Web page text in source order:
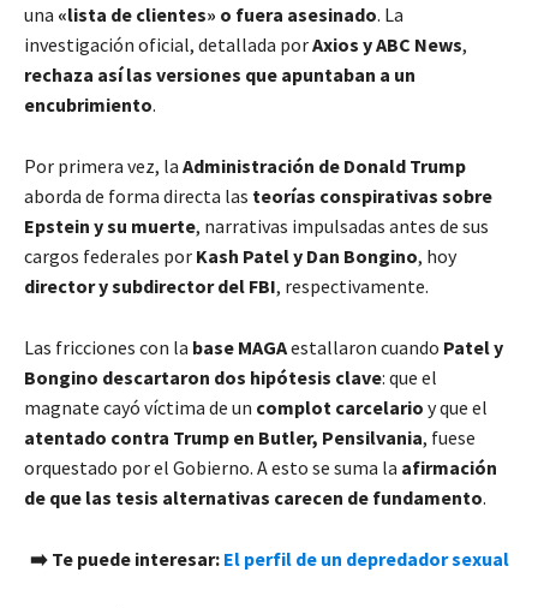
una «lista de clientes» o fuera asesinado. La
investigación oficial, detallada porAxios y ABC News,
rechaza así las versiones que apuntaban a un
encubrimiento.
Por primera vez, la Administración de Donald Trump
aborda de forma directa las teorías conspirativas sobre
Epstein y su muerte, narrativas impulsadas antes de sus
cargos federales por Kash Patel y Dan Bongino, hoy
director y subdirector del FBI, respectivamente.
Las fricciones con la base MAGAestallaron cuando Patel y
Bongino descartaron dos hipótesis clave: que el
magnate cayó víctima de un complot carcelario y que el
atentado contra Trump en Butler, Pensilvania, fuese
orquestado por el Gobierno. A esto se suma la afirmación
de que las tesis alternativas carecen de fundamento.
➡️ Te puede interesar: El perfil de un depredador sexual